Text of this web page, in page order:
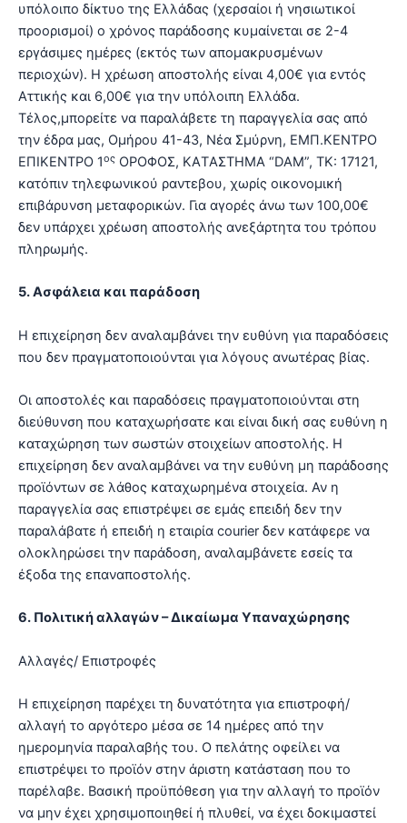
υπόλοιπο δίκτυο της Ελλάδας (χερσαίοι ή νησιωτικοί
προορισμοί) ο χρόνος παράδοσης κυμαίνεται σε 2-4
εργάσιμες ημέρες (εκτός των απομακρυσμένων
περιοχών). Η χρέωση αποστολής είναι 4,00€ για εντός
Αττικής και 6,00€ για την υπόλοιπη Ελλάδα.
Τέλος,μπορείτε να παραλάβετε τη παραγγελία σας από
την έδρα μας, Ομήρου 41-43, Νέα Σμύρνη, ΕΜΠ.ΚΕΝΤΡΟ
ΕΠΙΚΕΝΤΡΟ 1ος ΟΡΟΦΟΣ, ΚΑTΑΣΤΗΜΑ “DAM”, ΤΚ: 17121,
κατόπιν τηλεφωνικού ραντεβου, χωρίς οικονομική
επιβάρυνση μεταφορικών. Για αγορές άνω των 100,00€
δεν υπάρχει χρέωση αποστολής ανεξάρτητα του τρόπου
πληρωμής.
5. Ασφάλεια και παράδοση
Η επιχείρηση δεν αναλαμβάνει την ευθύνη για παραδόσεις
που δεν πραγματοποιούνται για λόγους ανωτέρας βίας.
Οι αποστολές και παραδόσεις πραγματοποιούνται στη
διεύθυνση που καταχωρήσατε και είναι δική σας ευθύνη η
καταχώρηση των σωστών στοιχείων αποστολής. Η
επιχείρηση δεν αναλαμβάνει να την ευθύνη μη παράδοσης
προϊόντων σε λάθος καταχωρημένα στοιχεία. Αν η
παραγγελία σας επιστρέψει σε εμάς επειδή δεν την
παραλάβατε ή επειδή η εταιρία courier δεν κατάφερε να
ολοκληρώσει την παράδοση, αναλαμβάνετε εσείς τα
έξοδα της επαναποστολής.
6. Πολιτική αλλαγών – Δικαίωμα Υπαναχώρησης
Αλλαγές/ Επιστροφές
Η επιχείρηση παρέχει τη δυνατότητα για επιστροφή/
αλλαγή το αργότερο μέσα σε 14 ημέρες από την
ημερομηνία παραλαβής του. Ο πελάτης οφείλει να
επιστρέψει το προϊόν στην άριστη κατάσταση που το
παρέλαβε. Βασική προϋπόθεση για την αλλαγή το προϊόν
να μην έχει χρησιμοποιηθεί ή πλυθεί, να έχει δοκιμαστεί